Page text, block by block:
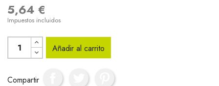
5,64 €
Impuestos incluidos
Añadir al carrito
Compartir